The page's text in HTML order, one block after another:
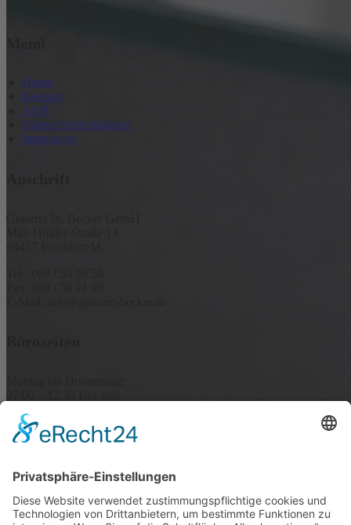
Home
Kontakt
AGB
Datenschutzerklärung
Impressum
Freitag: 07:00 – 13:00 Uhr
© 2019 Glaserei W. Becker GmbH | Alle Rechte vorbehalten